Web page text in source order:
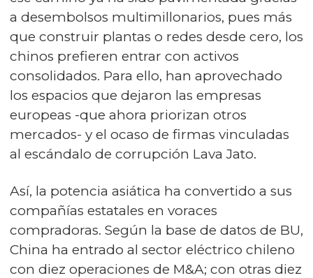
a desembolsos multimillonarios, pues más
que construir plantas o redes desde cero, los
chinos prefieren entrar con activos
consolidados. Para ello, han aprovechado
los espacios que dejaron las empresas
europeas -que ahora priorizan otros
mercados- y el ocaso de firmas vinculadas
al escándalo de corrupción Lava Jato.
Así, la potencia asiática ha convertido a sus
compañías estatales en voraces
compradoras. Según la base de datos de BU,
China ha entrado al sector eléctrico chileno
con diez operaciones de M&A; con otras diez